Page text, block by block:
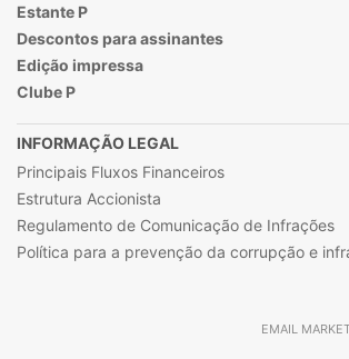
Estante P
Descontos para assinantes
Edição impressa
Clube P
INFORMAÇÃO LEGAL
Principais Fluxos Financeiros
Estrutura Accionista
Regulamento de Comunicação de Infrações
Política para a prevenção da corrupção e
EMAIL